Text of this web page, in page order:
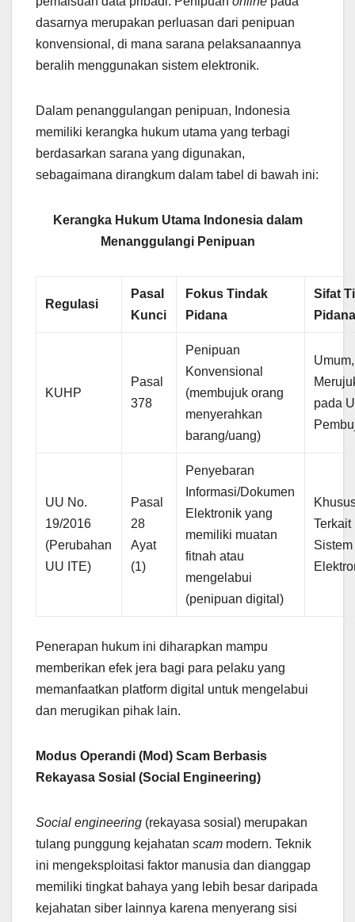
dasarnya merupakan perluasan dari penipuan
konvensional, di mana sarana pelaksanaannya
beralih menggunakan sistem elektronik.
Dalam penanggulangan penipuan, Indonesia
memiliki kerangka hukum utama yang terbagi
berdasarkan sarana yang digunakan,
sebagaimana dirangkum dalam tabel di bawah ini:
Kerangka Hukum Utama Indonesia dalam
Menanggulangi Penipuan
Regulasi
Pasal
Kunci
Fokus Tindak
Pidana
Sifat
KUHP
Pasal
378
Penipuan
Konvensional
(membujuk orang
menyerahkan
barang/uang)
Umum,
pada
UU No.
19/2016
(Perubahan
UU ITE)
Pasal
28
Ayat
(1)
Penyebaran
Informasi/Dokumen
Elektronik yang
memiliki muatan
fitnah atau
mengelabui
(penipuan digital)
Terkait
Sistem
Penerapan hukum ini diharapkan mampu
memberikan efek jera bagi para pelaku yang
memanfaatkan platform digital untuk mengelabui
dan merugikan pihak lain.
Modus Operandi (Mod) Scam Berbasis
Rekayasa Sosial (Social Engineering)
Social engineering (rekayasa sosial) merupakan
tulang punggung kejahatan scam modern. Teknik
ini mengeksploitasi faktor manusia dan dianggap
memiliki tingkat bahaya yang lebih besar daripada
kejahatan siber lainnya karena menyerang sisi